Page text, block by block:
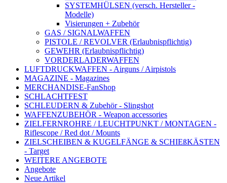
SYSTEMHÜLSEN (versch. Hersteller -
Modelle)
Visierungen + Zubehör
GAS / SIGNALWAFFEN
PISTOLE / REVOLVER (Erlaubnispflichtig)
GEWEHR (Erlaubnispflichtig)
VORDERLADERWAFFEN
LUFTDRUCKWAFFEN - Airguns / Airpistols
MAGAZINE - Magazines
MERCHANDISE-FanShop
SCHLACHTFEST
SCHLEUDERN & Zubehör - Slingshot
WAFFENZUBEHÖR - Weapon accessories
ZIELFERNROHRE / LEUCHTPUNKT / MONTAGEN -
Riflescope / Red dot / Mounts
ZIELSCHEIBEN & KUGELFÄNGE & SCHIEßKÄSTEN
- Target
WEITERE ANGEBOTE
Angebote
Neue Artikel